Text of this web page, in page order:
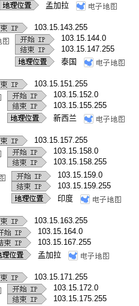
孟加拉
103.15.143.255
103.15.144.0
103.15.147.255
泰国
103.15.151.255
103.15.152.0
103.15.155.255
新西兰
103.15.157.255
103.15.158.0
103.15.158.255
103.15.159.0
103.15.159.255
印度
103.15.163.255
103.15.164.0
103.15.167.255
孟加拉
103.15.171.255
103.15.172.0
103.15.175.255